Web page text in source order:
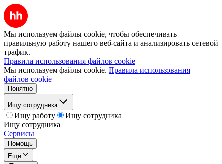
Мы используем файлы cookie, чтобы обеспечивать
правильную работу нашего веб-сайта и анализировать сетевой
трафик.
Правила использования файлов cookie
Мы используем файлы cookie. Правила использования
файлов cookie
Понятно
Ищу сотрудника
Ищу работу
Ищу сотрудника
Ищу сотрудника
Сервисы
Помощь
Ещё